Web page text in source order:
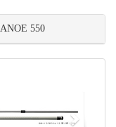
550